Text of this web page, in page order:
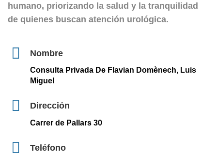
humano, priorizando la salud y la tranquilidad
de quienes buscan atención urológica.
Nombre
Consulta Privada De Flavian Domènech, Luis
Miguel
Dirección
Carrer de Pallars 30
Teléfono